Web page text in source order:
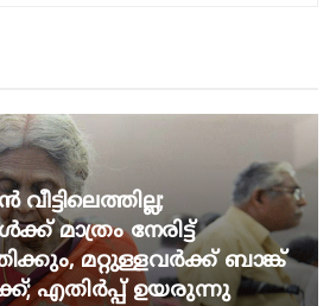
മാത്രം നേരിട്ട്
മറ്റുള്ളവർക്ക് ബാങ്ക്
എതിർപ്പ് ഉയരുന്നു